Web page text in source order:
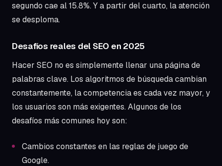
segundo cae al 15.8%. Y a partir del cuarto, la atención
se desploma.
Desafíos reales del SEO en 2025
Hacer SEO no es simplemente llenar una página de
palabras clave. Los algoritmos de búsqueda cambian
constantemente, la competencia es cada vez mayor, y
los usuarios son más exigentes. Algunos de los
desafíos más comunes hoy son:
Cambios constantes en las reglas de juego de
Google.